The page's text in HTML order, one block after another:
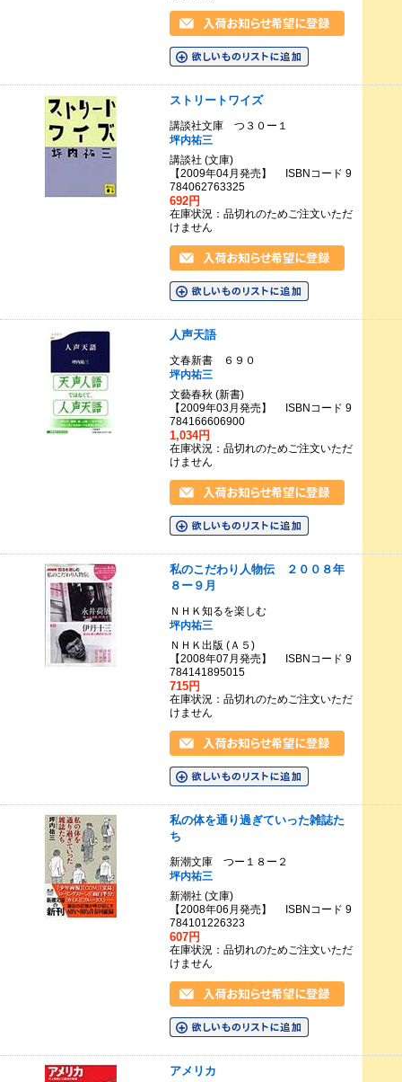
ストリートワイズ
講談社文庫 つ３０ー１
坪内祐三
講談社 (文庫)
【2009年04月発売】 ISBNコード 9
784062763325
692円
在庫状況：品切れのためご注文いただ
けません
人声天語
文春新書 ６９０
坪内祐三
文藝春秋 (新書)
【2009年03月発売】 ISBNコード 9
784166606900
1,034円
在庫状況：品切れのためご注文いただ
けません
私のこだわり人物伝 ２００８年
８ー９月
ＮＨＫ知るを楽しむ
坪内祐三
ＮＨＫ出版 (Ａ５)
【2008年07月発売】 ISBNコード 9
784141895015
715円
在庫状況：品切れのためご注文いただ
けません
私の体を通り過ぎていった雑誌た
ち
新潮文庫 つー１８ー２
坪内祐三
新潮社 (文庫)
【2008年06月発売】 ISBNコード 9
784101226323
607円
在庫状況：品切れのためご注文いただ
けません
アメリカ